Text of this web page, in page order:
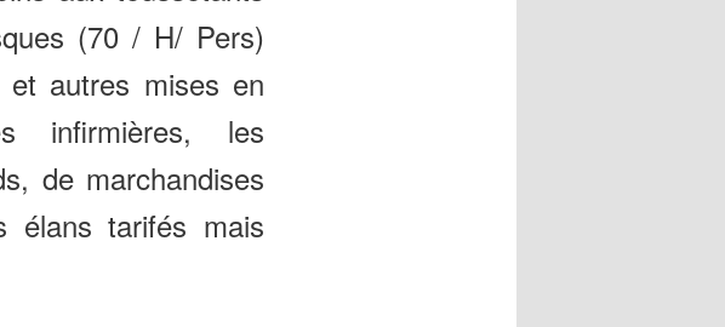
(70 / H/ Pers)
et autres mises en
infirmières, les
de marchandises
élans tarifés mais